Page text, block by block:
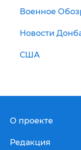
Военное
Новости
США
О проекте
Редакция